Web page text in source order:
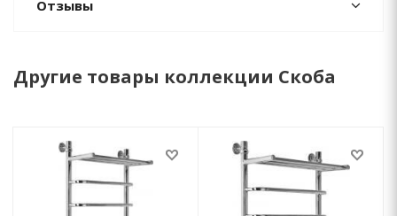
Отзывы
Другие товары коллекции Скоба